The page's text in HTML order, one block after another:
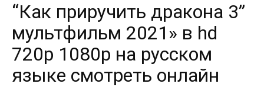
“Как приручить дракона 3”
мультфильм 2021» в hd
720p 1080p на русском
языке смотреть онлайн